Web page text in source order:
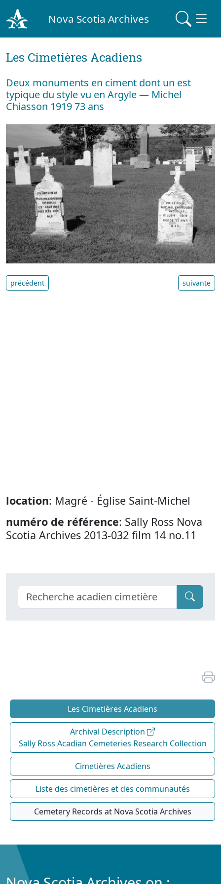
Nova Scotia Archives
Les Cimetières Acadiens
Deux monuments en ciment dont un est
typique du style vu en Argyle — Michel
Chiasson 1919 73 ans
précédent suivante
location: Magré - Église Saint-Michel
numéro de référence: Sally Ross Nova
Scotia Archives 2013-032 film 14 no.11
Les Cimetières Acadiens
Archival Description
Sally Ross Acadian Cemeteries Research Collection
Cimetières Acadiens
Liste des cimetières et des communautés
Cemetery Records at Nova Scotia Archives